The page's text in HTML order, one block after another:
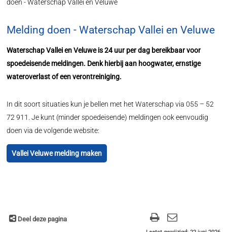
doen - Waterschap Vallei en Veluwe
Melding doen - Waterschap Vallei en Veluwe
Waterschap Vallei en Veluwe is 24 uur per dag bereikbaar voor
spoedeisende meldingen. Denk hierbij aan hoogwater, ernstige
wateroverlast of een verontreiniging.
In dit soort situaties kun je bellen met het Waterschap via 055 – 52
72 911. Je kunt (minder spoedeisende) meldingen ook eenvoudig
doen via de volgende website:
Vallei Veluwe melding maken
Deel deze pagina